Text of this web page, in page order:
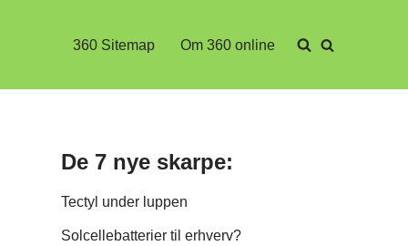
360 Sitemap Om 360 online
De 7 nye skarpe:
Tectyl under luppen
Solcellebatterier til erhverv?